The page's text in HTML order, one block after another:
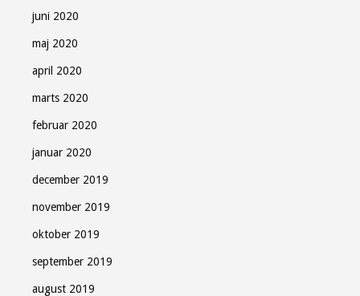
juni 2020
maj 2020
april 2020
marts 2020
februar 2020
januar 2020
december 2019
november 2019
oktober 2019
september 2019
august 2019